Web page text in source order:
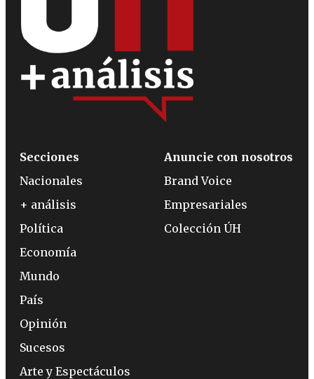
Secciones
Nacionales
+ análisis
Política
Economía
Mundo
País
Opinión
Sucesos
Arte y Espectáculos
Anuncie con nosotros
Brand Voice
Empresariales
Colección ÚH